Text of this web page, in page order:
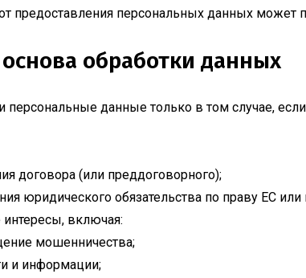
от предоставления персональных данных
обработки данных
данные только в том случае,
договора (или преддоговорного);
юридического обязательства по праву ЕС или
включая:
мошенничества;
и информации;